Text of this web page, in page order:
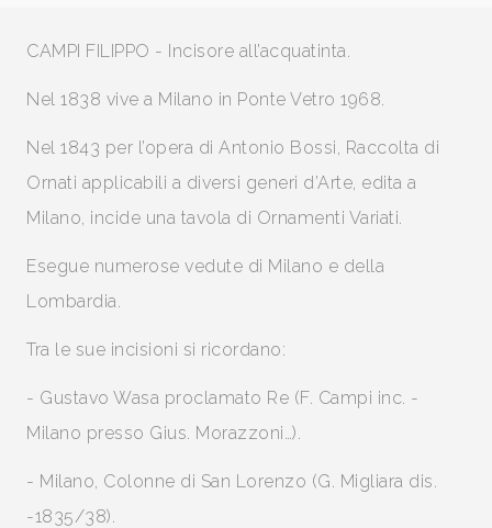
CAMPI FILIPPO - Incisore all’acquatinta.
Nel 1838 vive a Milano in Ponte Vetro 1968.
Nel 1843 per l’opera di Antonio Bossi, Raccolta di
Ornati applicabili a diversi generi d’Arte, edita a
Milano, incide una tavola di Ornamenti Variati.
Esegue numerose vedute di Milano e della
Lombardia.
Tra le sue incisioni si ricordano:
- Gustavo Wasa proclamato Re (F. Campi inc. -
Milano presso Gius. Morazzoni…).
- Milano, Colonne di San Lorenzo (G. Migliara dis.
-1835/38).